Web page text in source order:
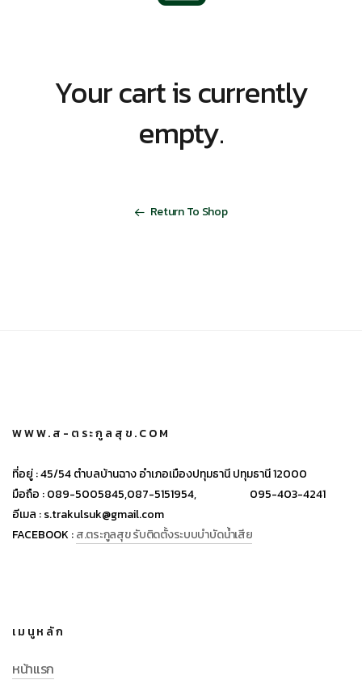
Your cart is currently
empty.
Return To Shop
WWW.ส-ตระกูลสุข.COM
ที่อยู่ :45/54 ตำบลบ้านฉาง อำเภอเมืองปทุมธานี ปทุมธานี 12000
มือถือ :089-5005845,087-5151954, 095-403-4241
อีเมล :s.trakulsuk@gmail.com
FACEBOOK :ส.ตระกูลสุข รับติดตั้งระบบบำบัดน้ำเสีย
เมนูหลัก
หน้าแรก